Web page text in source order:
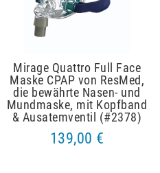
Mirage Quattro Full Face
Maske CPAP von ResMed,
die bewährte Nasen- und
Mundmaske, mit Kopfband
& Ausatemventil (#2378)
139,00 €